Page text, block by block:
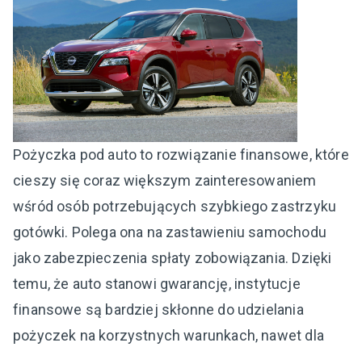
Pożyczka pod auto to rozwiązanie finansowe, które
cieszy się coraz większym zainteresowaniem
wśród osób potrzebujących szybkiego zastrzyku
gotówki. Polega ona na zastawieniu samochodu
jako zabezpieczenia spłaty zobowiązania. Dzięki
temu, że auto stanowi gwarancję, instytucje
finansowe są bardziej skłonne do udzielania
pożyczek na korzystnych warunkach, nawet dla